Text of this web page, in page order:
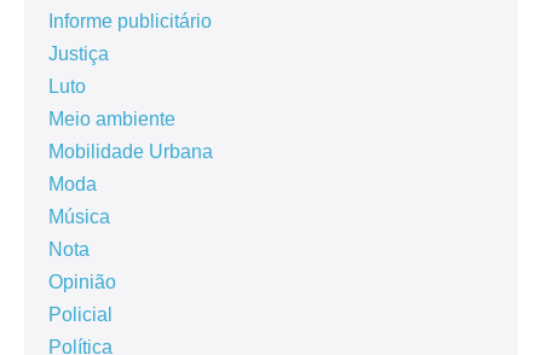
Informe publicitário
Justiça
Luto
Meio ambiente
Mobilidade Urbana
Moda
Música
Nota
Opinião
Policial
Política